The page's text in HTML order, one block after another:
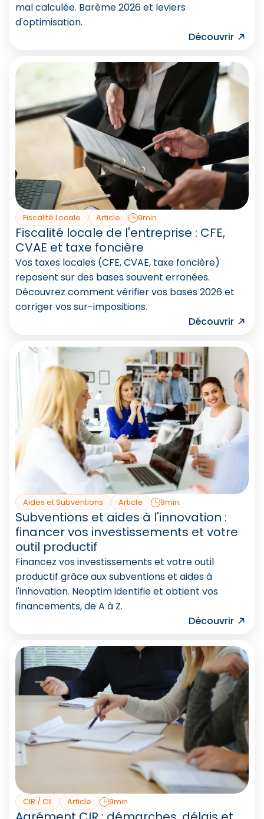
mal calculée. Barème 2026 et leviers
d'optimisation.
Découvrir
Fiscalité Locale Article 9min.
Fiscalité locale de l'entreprise : CFE,
CVAE et taxe foncière
Vos taxes locales (CFE, CVAE, taxe foncière)
reposent sur des bases souvent erronées.
Découvrez comment vérifier vos bases 2026 et
corriger vos sur-impositions.
Découvrir
Aides et Subventions Article 9min.
Subventions et aides à l'innovation :
financer vos investissements et votre
outil productif
Financez vos investissements et votre outil
productif grâce aux subventions et aides à
l'innovation. Neoptim identifie et obtient vos
financements, de A à Z.
Découvrir
CIR / CII Article 9min.